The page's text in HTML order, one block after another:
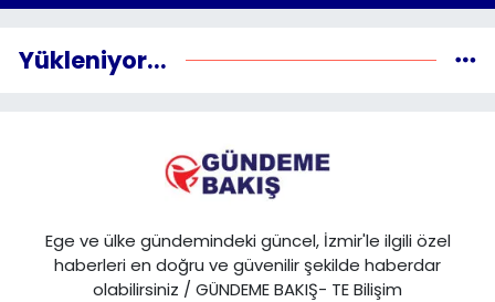
Yükleniyor...
Ege ve ülke gündemindeki güncel, İzmir'le ilgili özel
haberleri en doğru ve güvenilir şekilde haberdar
olabilirsiniz / GÜNDEME BAKIŞ- TE Bilişim